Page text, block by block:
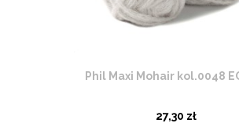
Phil Maxi Mohair kol.0048
27,30 zł